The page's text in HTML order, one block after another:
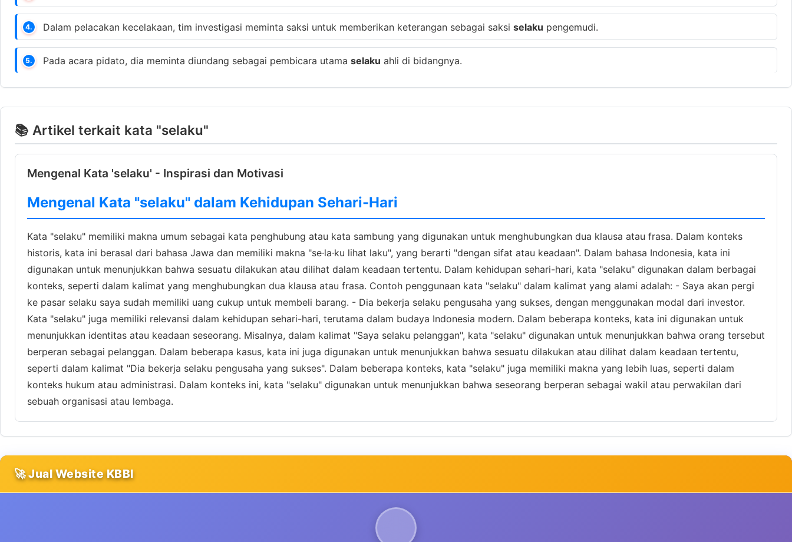
4. Dalam pelacakan kecelakaan, tim investigasi meminta saksi untuk memberikan keterangan sebagai saksi selaku pengemudi.
5. Pada acara pidato, dia meminta diundang sebagai pembicara utama selaku ahli di bidangnya.
📚 Artikel terkait kata "selaku"
Mengenal Kata 'selaku' - Inspirasi dan Motivasi
Mengenal Kata "selaku" dalam Kehidupan Sehari-Hari
Kata "selaku" memiliki makna umum sebagai kata penghubung atau kata sambung yang digunakan untuk menghubungkan dua klausa atau frasa. Dalam konteks
historis, kata ini berasal dari bahasa Jawa dan memiliki makna "se·la·ku lihat laku", yang berarti "dengan sifat atau keadaan". Dalam bahasa Indonesia, kata ini
digunakan untuk menunjukkan bahwa sesuatu dilakukan atau dilihat dalam keadaan tertentu. Dalam kehidupan sehari-hari, kata "selaku" digunakan dalam berbagai
konteks, seperti dalam kalimat yang menghubungkan dua klausa atau frasa. Contoh penggunaan kata "selaku" dalam kalimat yang alami adalah: - Saya akan pergi
ke pasar selaku saya sudah memiliki uang cukup untuk membeli barang. - Dia bekerja selaku pengusaha yang sukses, dengan menggunakan modal dari investor.
Kata "selaku" juga memiliki relevansi dalam kehidupan sehari-hari, terutama dalam budaya Indonesia modern. Dalam beberapa konteks, kata ini digunakan untuk
menunjukkan identitas atau keadaan seseorang. Misalnya, dalam kalimat "Saya selaku pelanggan", kata "selaku" digunakan untuk menunjukkan bahwa orang tersebut
berperan sebagai pelanggan. Dalam beberapa kasus, kata ini juga digunakan untuk menunjukkan bahwa sesuatu dilakukan atau dilihat dalam keadaan tertentu,
seperti dalam kalimat "Dia bekerja selaku pengusaha yang sukses". Dalam beberapa konteks, kata "selaku" juga memiliki makna yang lebih luas, seperti dalam
konteks hukum atau administrasi. Dalam konteks ini, kata "selaku" digunakan untuk menunjukkan bahwa seseorang berperan sebagai wakil atau perwakilan dari
sebuah organisasi atau lembaga.
🚀 Jual Website KBBI